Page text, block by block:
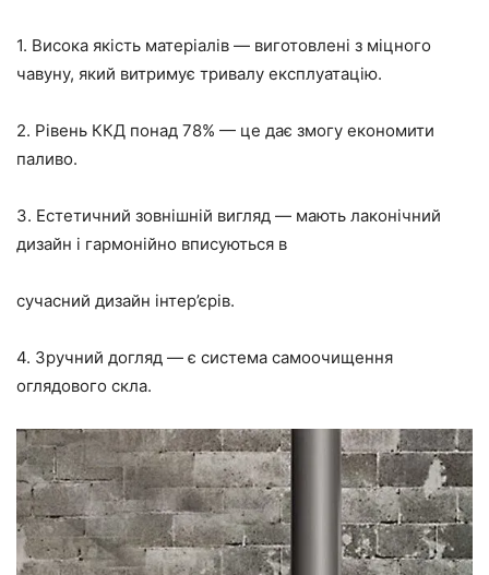
1. Висока якість матеріалів — виготовлені з міцного
чавуну, який витримує тривалу експлуатацію.
2. Рівень ККД понад 78% — це дає змогу економити
паливо.
3. Естетичний зовнішній вигляд — мають лаконічний
дизайн і гармонійно вписуються в
сучасний дизайн інтер’єрів.
4. Зручний догляд — є система самоочищення
оглядового скла.